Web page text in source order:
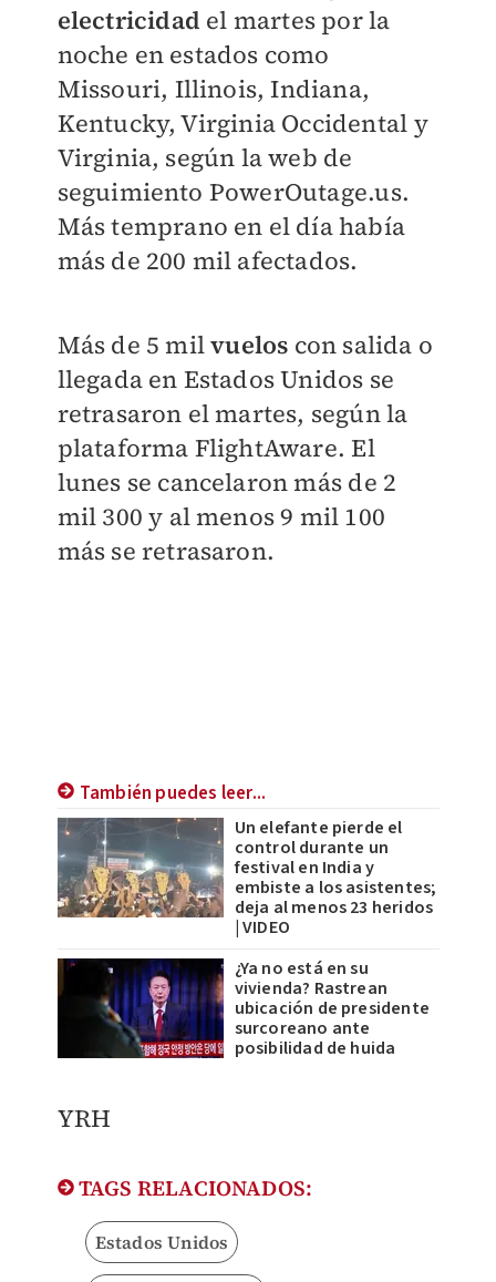
electricidad el martes por la
noche en estados como
Missouri, Illinois, Indiana,
Kentucky, Virginia Occidental y
Virginia, según la web de
seguimiento PowerOutage.us.
Más temprano en el día había
más de 200 mil afectados.
Más de 5 milvuelos con salida o
llegada en Estados Unidos se
retrasaron el martes, según la
plataforma FlightAware. El
lunes se cancelaron más de 2
mil 300 y al menos 9 mil 100
más se retrasaron.
También puedes leer...
Un elefante pierde el
control durante un
festival en India y
embiste a los asistentes;
deja al menos 23 heridos
| VIDEO
¿Ya no está en su
vivienda? Rastrean
ubicación de presidente
surcoreano ante
posibilidad de huida
YRH
TAGS RELACIONADOS:
Estados Unidos